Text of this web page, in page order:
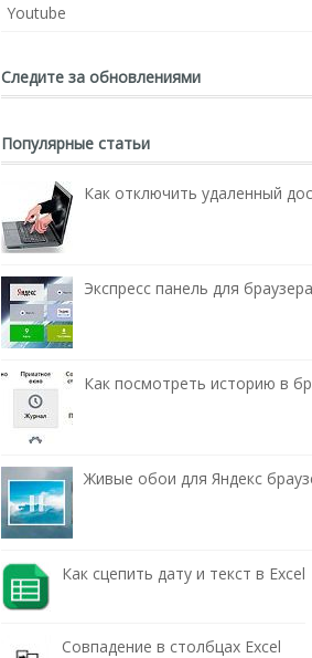
Youtube
Следите за обновлениями
Популярные статьи
Как отключить удаленный
Экспресс панель для
Как посмотреть историю в
Живые обои для Яндекс
Как сцепить дату и текст в Excel
Совпадение в столбцах Excel